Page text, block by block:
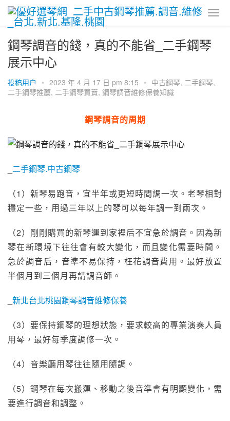
鋼琴調音的錢，真的不能省_二手鋼琴
展示中心
投稿用户 • 2023 年 4 月 17 日 pm 8:15 • 中古鋼琴, 二手鋼琴,
二手鋼琴推薦, 二手鋼琴買賣, 鋼琴調音維修保養知識
鋼琴調音的周期
二手鋼琴.中古鋼琴
（1）新琴易跑音，宜半年或更短時間調一次。老琴相對
穩定一些，用過三年以上的琴可以每年調一到兩次。
（2）剛剛購買的新琴運到家裡后不宜急於調音。因為新
琴在新環境下往往會有較大變化，而且變化需要時間。
急於調音后，音準不易保持，枉花調音費用。最好放置
半個月到三個月再請調音師。
新北台北桃園鋼琴調音維修保養
（3）要保持鋼琴的理想狀態，要求較高的專業演奏人員
用琴，最好每季度調修一次。
（4）音樂廳用琴往往隨用隨調。
（5）鋼琴在每次搬運、移動之後音準會有明顯變化，需
要進行調音和調整。